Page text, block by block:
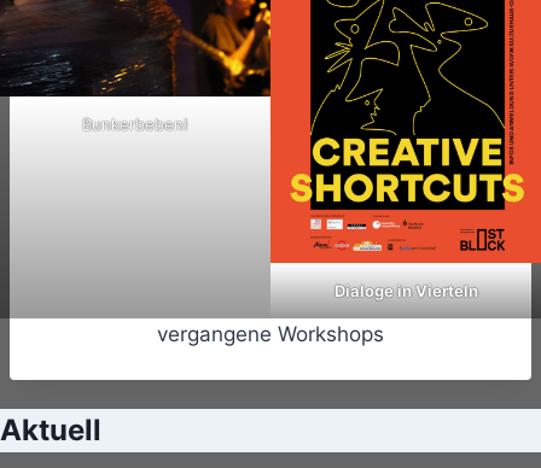
Bunkerbeben!
Dialoge in Vierteln
vergangene Workshops
Aktuell